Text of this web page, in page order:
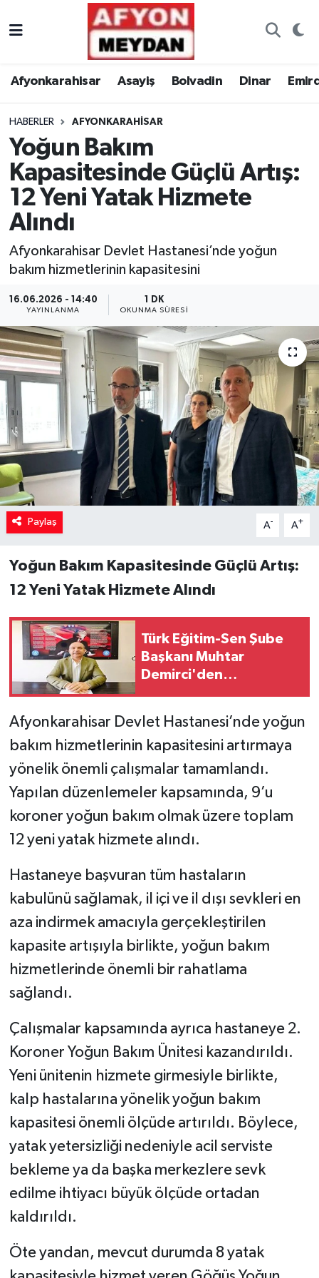
Afyonkarahisar Asayiş Bolvadin Dinar
HABERLER AFYONKARAHISAR
Yoğun Bakım
Kapasitesinde Güçlü Artış:
12 Yeni Yatak Hizmete
Alındı
Afyonkarahisar Devlet Hastanesi’nde yoğun
bakım hizmetlerinin kapasitesini
16.06.2026 - 14:40
YAYINLANMA
1 DK
OKUNMA SÜRESI
Paylaş A- A+
Yoğun Bakım Kapasitesinde Güçlü Artış:
12 Yeni Yatak Hizmete Alındı
Türk Eğitim-Sen Şube
Başkanı Muhtar
Demirci'den
çağrı
Afyonkarahisar Devlet Hastanesi’nde yoğun
bakım hizmetlerinin kapasitesini artırmaya
yönelik önemli çalışmalar tamamlandı.
Yapılan düzenlemeler kapsamında, 9’u
koroner yoğun bakım olmak üzere toplam
12 yeni yatak hizmete alındı.
Hastaneye başvuran tüm hastaların
kabulünü sağlamak, il içi ve il dışı sevkleri en
aza indirmek amacıyla gerçekleştirilen
kapasite artışıyla birlikte, yoğun bakım
hizmetlerinde önemli bir rahatlama
sağlandı.
Çalışmalar kapsamında ayrıca hastaneye 2.
Koroner Yoğun Bakım Ünitesi kazandırıldı.
Yeni ünitenin hizmete girmesiyle birlikte,
kalp hastalarına yönelik yoğun bakım
kapasitesi önemli ölçüde artırıldı. Böylece,
yatak yetersizliği nedeniyle acil serviste
bekleme ya da başka merkezlere sevk
edilme ihtiyacı büyük ölçüde ortadan
kaldırıldı.
Öte yandan, mevcut durumda 8 yatak
Nöbetçi Eczaneler
Trafik Durumu
Süper Lig Puan Durumu ve Fikstür
Tüm Manşetler
Haber Arşivi